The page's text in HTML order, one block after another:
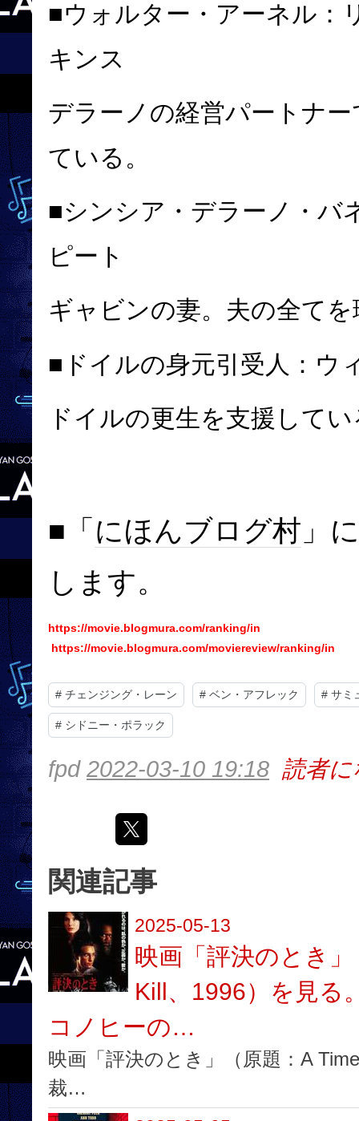
■ウォルター・アーネル：
キンス
デラーノの経営パートナ
ている。
■シンシア・デラーノ・バ
ピート
ギャビンの妻。夫の全て
■ドイルの身元引受人： ウ
ドイルの更生を支援して
■「 にほんブログ村 」
します。
https://movie.blogmura.com/ranking/in
https://movie.blogmura.com/moviereview/ranking/in
# チェンジング・レーン # ベン・アフレック # サミ
# シドニー・ポラック
fpd 2022-03-10 19:18 読者
関連記事
2025-05-13
映画「評決のとき
Kill、1996）を見る
コノヒーの…
映画「評決のとき」（原題：A
裁…